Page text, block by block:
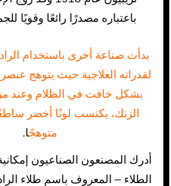
باعتباره مصدرًا رائعًا وقويًا
بدأت صناعة أخرى باستخدام
لقدراته العلاجية حيث يتوهج
بشكل خافت في الظلام وعند
الزنك، يكتسب لونًا أخضر
متوهجًا.
أدرك المصنعون الصناعيون
الطلاء – المعروف باسم طلاء